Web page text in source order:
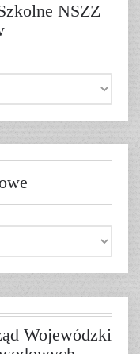
NSZZ
Wojewódzki